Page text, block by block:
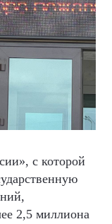
с которой
2,5 миллиона